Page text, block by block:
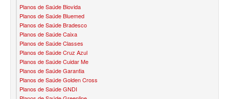
BIOVIDA PLANO DE SAÚDE FAMILIAR
CRUZ AZUL PLANO DE SAÚDE FAMILIAR
CUIDAR ME PLANO DE SAÚDE FAMILIAR
GNDI PLANO DE SAÚDE FAMILIAR
GARANTIA GS PLANO DE SAÚDE FAMILIAR
Planos de Saúde Biovida
Planos de Saúde Bluemed
Planos de Saúde Bradesco
Planos de Saúde Caixa
Planos de Saúde Classes
Planos de Saúde Cruz Azul
Planos de Saúde Cuidar Me
Planos de Saúde Garantia
Planos de Saúde Golden Cross
Planos de Saúde GNDI